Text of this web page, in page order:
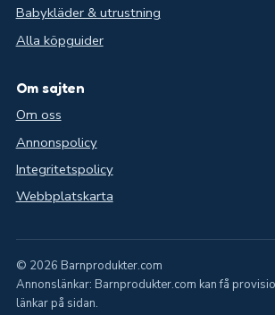
Babykläder & utrustning
Alla köpguider
Om sajten
Om oss
Annonspolicy
Integritetspolicy
Webbplatskarta
© 2026 Barnprodukter.com
Annonslänkar: Barnprodukter.com kan få
länkar på sidan.